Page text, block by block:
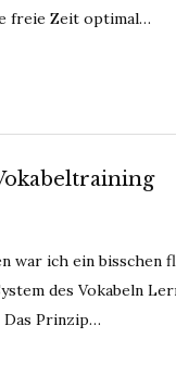
freie Zeit optimal…
war ich ein bisschen
des Vokabeln
Prinzip…